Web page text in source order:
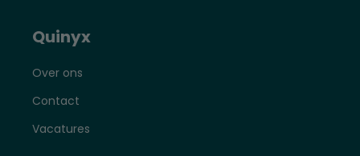
Quinyx
Over ons
Contact
Vacatures